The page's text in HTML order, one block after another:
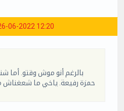
06-2022 12:20
بالرغم أنو موش وقتو. أما
حمزة رفيعة. ياخي ما شعغناش